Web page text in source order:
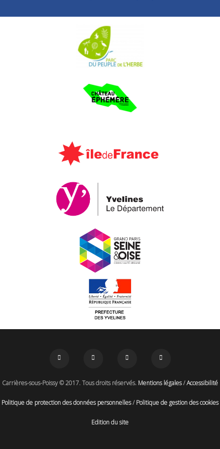
Carrières-sous-Poissy © 2017. Tous droits réservés. Mentions légales/Accessibilité
Politique de protection des données personnelles/Politique de gestion des cookies
Edition du site